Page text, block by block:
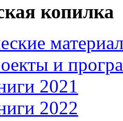
копилка
и
2021
2022